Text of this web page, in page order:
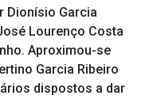
Dionísio Garcia
Lourenço Costa
Aproximou-se
Garcia Ribeiro
dispostos a dar